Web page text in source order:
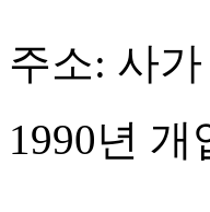
주소: 사
1990년 개